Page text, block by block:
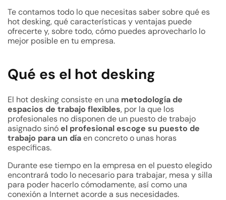
Te contamos todo lo que necesitas saber sobrequé es
hot desking, qué características y ventajas puede
ofrecerte y, sobre todo, cómo puedes aprovecharlo lo
mejor posible en tu empresa.
Qué es el hot desking
El hot desking consiste en una metodología de
espacios de trabajo flexibles, por la que los
profesionales no disponen de un puesto de trabajo
asignado sinóel profesional escoge su puesto de
trabajo para un díaen concreto o unas horas
específicas.
Durante ese tiempo en la empresa en el puesto elegido
encontrará todo lo necesario para trabajar, mesa y silla
para poder hacerlo cómodamente, así como una
conexión a Internet acorde a sus necesidades.